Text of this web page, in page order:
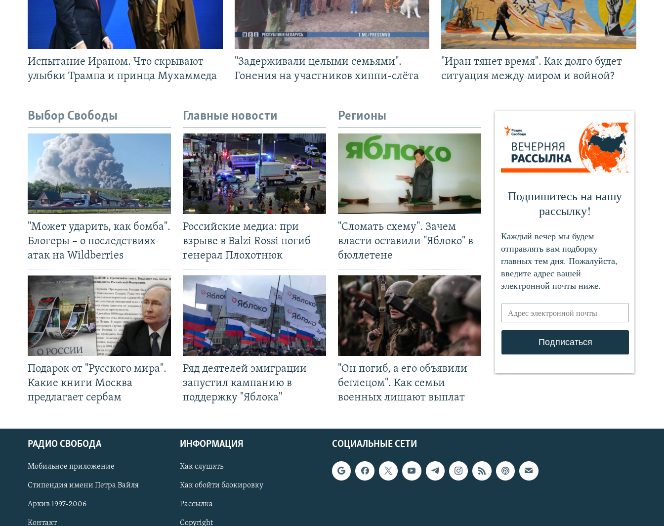
СОЦИАЛЬНЫЕ СЕТИ
Испытание Ираном. Что скрывают
улыбки Трампа и принца Мухаммеда
"Задерживали целыми семьями".
Гонения на участников хиппи-слёта
"Иран тянет время". Как долго будет
ситуация между миром и войной?
Выбор Свободы
"Может ударить, как бомба".
Блогеры – о последствиях
атак на Wildberries
Подарок от "Русского мира".
Какие книги Москва
предлагает сербам
Главные новости
Российские медиа: при
взрыве в Balzi Rossi погиб
генерал Плохотнюк
Ряд деятелей эмиграции
запустил кампанию в
поддержку "Яблока"
Регионы
"Сломать схему". Зачем
власти оставили "Яблоко" в
бюллетене
"Он погиб, а его объявили
беглецом". Как семьи
военных лишают выплат
СОЦИАЛЬНЫЕ СЕТИ
РАДИО СВОБОДА
Мобильное приложение
Стипендия имени Петра Вайля
Архив 1997-2006
Контакт
ИНФОРМАЦИЯ
Как слушать
Как обойти блокировку
Рассылка
Copyright